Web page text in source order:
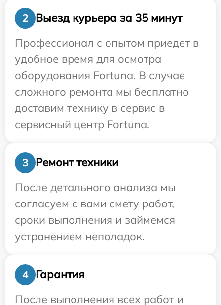
2
Выезд курьера за 35 минут
Профессионал с опытом приедет в
удобное время для осмотра
оборудования Fortuna. В случае
сложного ремонта мы бесплатно
доставим технику в сервис в
сервисный центр Fortuna.
3
Ремонт техники
После детального анализа мы
согласуем с вами смету работ,
сроки выполнения и займемся
устранением неполадок.
4
Гарантия
После выполнения всех работ и